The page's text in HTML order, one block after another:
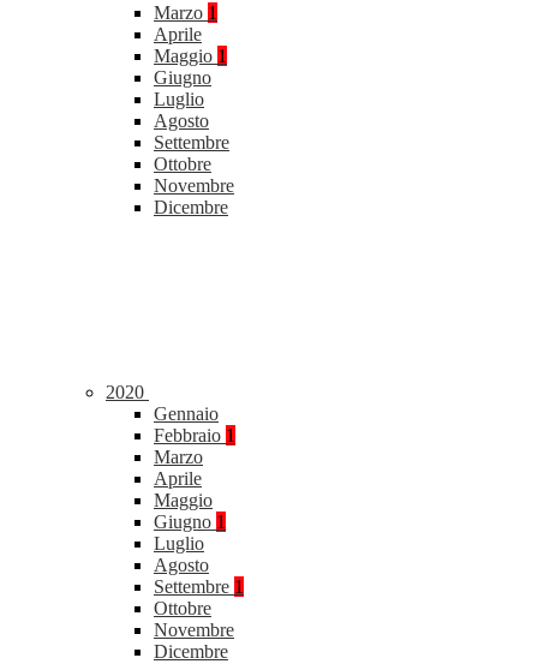
Marzo 1
Aprile
Maggio 1
Giugno
Luglio
Agosto
Settembre
Ottobre
Novembre
Dicembre
2020
Gennaio
Febbraio 1
Marzo
Aprile
Maggio
Giugno 1
Luglio
Agosto
Settembre 1
Ottobre
Novembre
Dicembre